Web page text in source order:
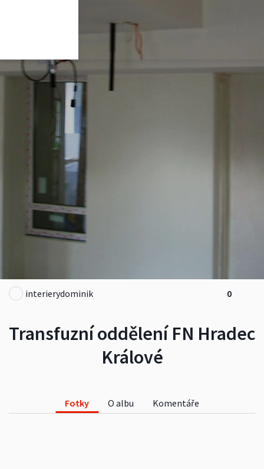
Transfuzní oddělení FN Hradec
Králové
interierydominik 0
Fotky O albu Komentáře